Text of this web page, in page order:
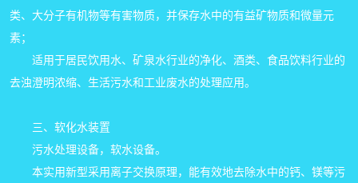
类、大分子有机物等有害物质，并保存水中的有益矿物质和微量元
素；
适用于居民饮用水、矿泉水行业的净化、酒类、食品饮料行业的
去浊澄明浓缩、生活污水和工业废水的处理应用。
三、软化水装置
污水处理设备，软水设备。
本实用新型采用离子交换原理，能有效地去除水中的钙、镁等污